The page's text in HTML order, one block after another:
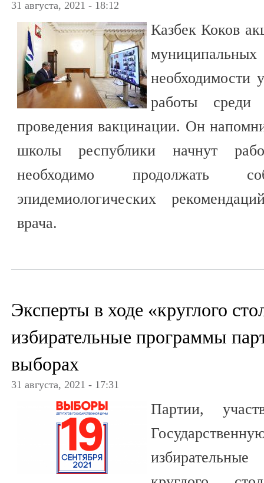
31 августа, 2021 - 18:12
Казбек Коков
необходимости
работы среди
проведения вакцинации. Он
школы республики начнут
необходимо продолжать
эпидемиологических
врача.
Эксперты в ходе «круглого
избирательные программы
выборах
31 августа, 2021 - 17:31
Партии,